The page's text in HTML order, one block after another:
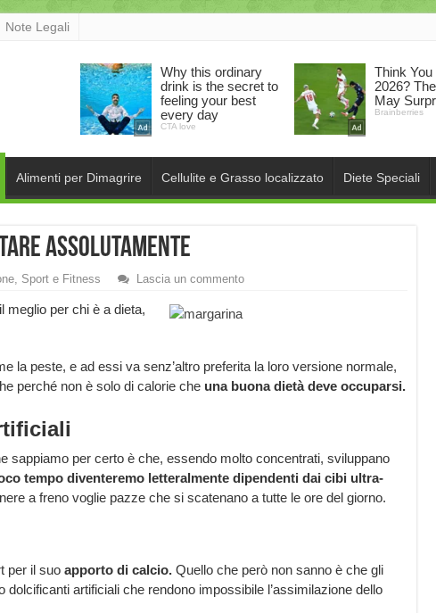
Note Legali
Alimenti per Dimagrire Cellulite e Grasso localizzato Diete Speciali
assolutamente
Sport e Fitness Lascia un commento
meglio per chi è a dieta,
la peste, e ad essi va senz’altro preferita la loro versione normale,
perché non è solo di calorie che una buona dietà deve occuparsi.
sappiamo per certo è che, essendo molto concentrati, sviluppano
tempo diventeremo letteralmente dipendenti dai cibi ultra-
a freno voglie pazze che si scatenano a tutte le ore del giorno.
per il suo apporto di calcio. Quello che però non sanno è che gli
dolcificanti artificiali che rendono impossibile l’assimilazione dello